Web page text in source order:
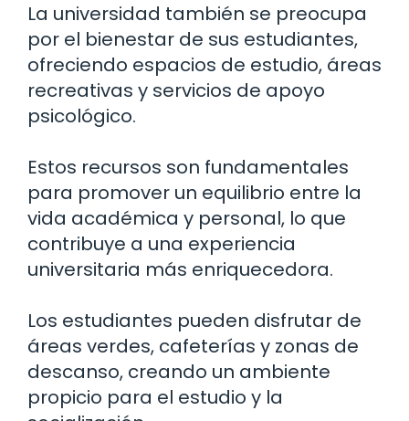
La universidad también se preocupa
por el bienestar de sus estudiantes,
ofreciendo espacios de estudio, áreas
recreativas y servicios de apoyo
psicológico.
Estos recursos son fundamentales
para promover un equilibrio entre la
vida académica y personal, lo que
contribuye a una experiencia
universitaria más enriquecedora.
Los estudiantes pueden disfrutar de
áreas verdes, cafeterías y zonas de
descanso, creando un ambiente
propicio para el estudio y la